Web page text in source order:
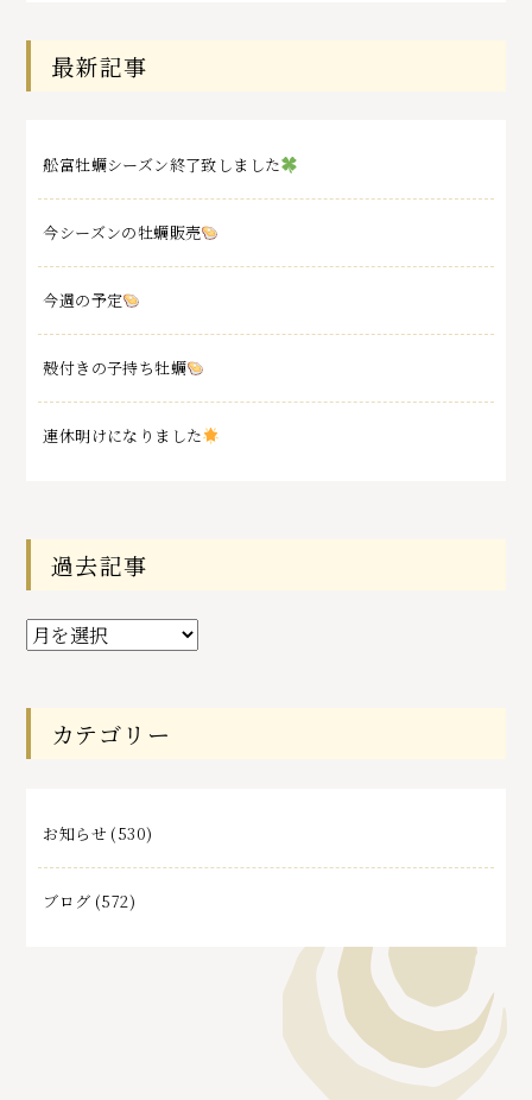
最新記事
舩富牡蠣シーズン終了致しました
今シーズンの牡蠣販売
今週の予定
殻付きの子持ち牡蠣
連休明けになりました
過去記事
過
去
事
カテゴリー
お知らせ (530)
ブログ (572)